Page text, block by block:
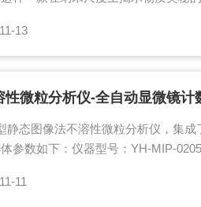
在制药行业中，这款仪器用于药物
度分布密切相关，粒度仪能确保药
分布监测中，它能够提供准确的数
13
静态图像法不溶性微粒分析仪，集
参数如下：仪器型号：YH-MIP-
的微粒检测。数字摄像头：配备
11